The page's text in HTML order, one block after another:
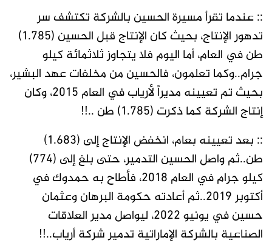
:: عندما تقرأ مسيرة الحسين بالشركة تكتشف سر
تدهور الإنتاج، بحيث كان الإنتاج قبل الحسين (1.785)
طن في العام، أما اليوم فلا يتجاوز ثلاثمائة كيلو
جرام..وكما تعلمون، فالحسين من مخلفات عهد البشير،
بحيث تم تعيينه مديراً لأرياب في العام 2015، وكان
إنتاج الشركة كما ذكرت (1.785) طن ..!!
:: بعد تعيينه بعام، انخفض الإنتاج إلى (1.683)
طن..ثم واصل الحسين التدمير، حتى بلغ إلى (774)
كيلو جرام في العام 2018، فأطاح به حمدوك في
أكتوبر 2019..ثم أعادته حكومة البرهان وعثمان
حسين في يونيو ٢٠٢٢، ليواصل مدير العلاقات
الصناعية بالشركة الإماراتية تدمير شركة أرياب..!!